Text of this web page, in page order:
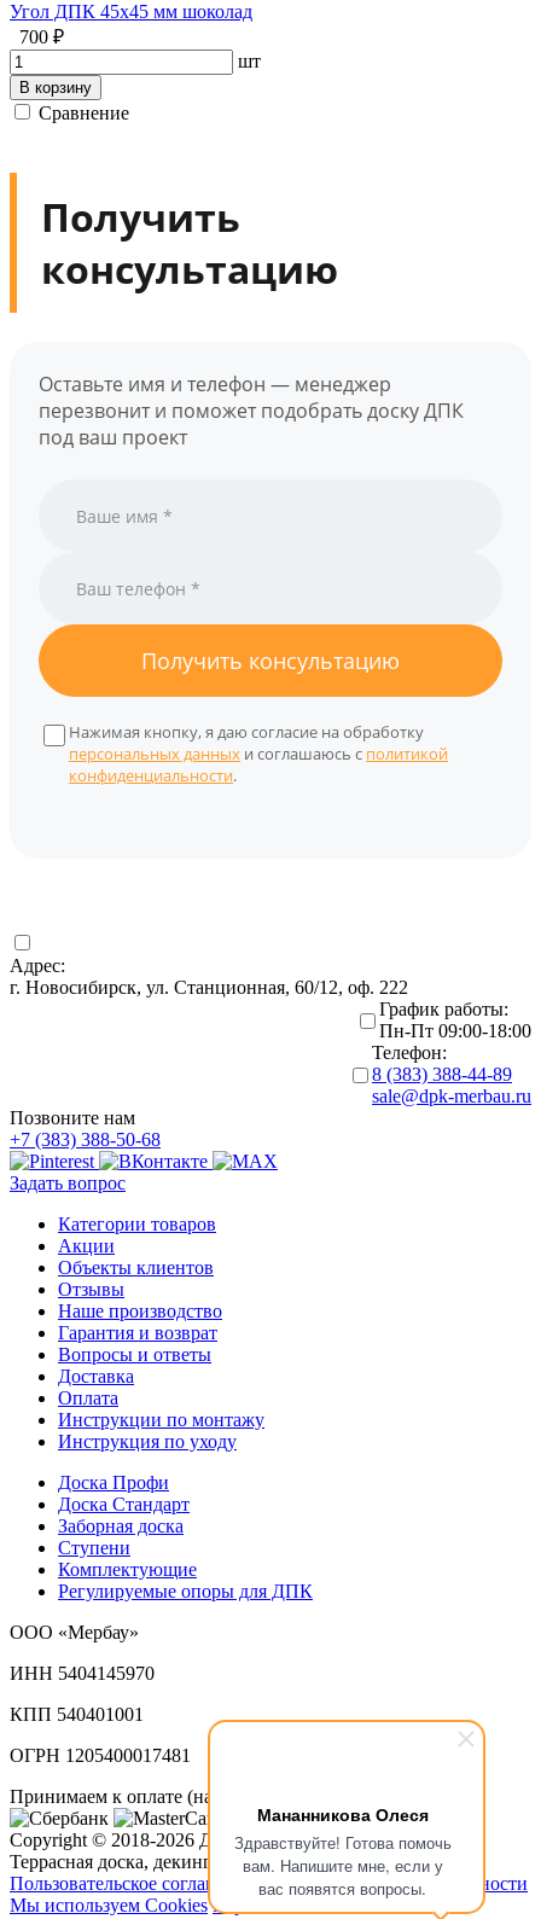
Мананникова Олеся
Здравствуйте! Готова помочь
вам. Напишите мне, если у
вас появятся вопросы.
Угол ДПК 45x45 мм шоколад
700 ₽
шт
В корзину
Сравнение
Получить
консультацию
Оставьте имя и телефон — менеджер
перезвонит и поможет подобрать доску ДПК
под ваш проект
Получить консультацию
Нажимая кнопку, я даю согласие на обработку
персональных данных и соглашаюсь с политикой
конфиденциальности.
Адрес:
г. Новосибирск, ул. Станционная, 60/12, оф. 222
График работы:
Пн-Пт 09:00-18:00
Телефон:
8 (383) 388-44-89
sale@dpk-merbau.ru
Позвоните нам
+7 (383) 388-50-68
Задать вопрос
Категории товаров
Акции
Объекты клиентов
Отзывы
Наше производство
Гарантия и возврат
Вопросы и ответы
Доставка
Оплата
Инструкции по монтажу
Инструкция по уходу
Доска Профи
Доска Стандарт
Заборная доска
Ступени
Комплектующие
Регулируемые опоры для ДПК
ООО «Мербау»
ИНН 5404145970
КПП 540401001
ОГРН 1205400017481
Принимаем к оплате (наличный и безналичный расчет):
Copyright © 2018-2026 ДПК Мербау.
Террасная доска, декинг в Новосибирске
Пользовательское соглашение
Политика конфиденциальности
Мы используем Cookies Карта сайта